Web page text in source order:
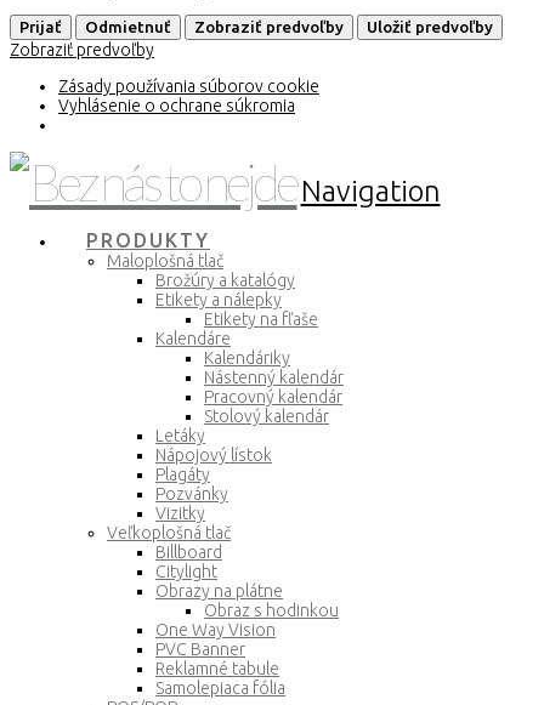
Prijať Odmietnuť Zobraziť predvoľby Uložiť predvoľby
Zobraziť predvoľby
Zásady používania súborov cookie
Vyhlásenie o ochrane súkromia
Navigation
PRODUKTY
Maloplošná tlač
Brožúry a katalógy
Etikety a nálepky
Etikety na fľaše
Kalendáre
Kalendáriky
Nástenný kalendár
Pracovný kalendár
Stolový kalendár
Letáky
Nápojový lístok
Plagáty
Pozvánky
Vizitky
Veľkoplošná tlač
Billboard
Citylight
Obrazy na plátne
Obraz s hodinkou
One Way Vision
PVC Banner
Reklamné tabule
Samolepiaca fólia